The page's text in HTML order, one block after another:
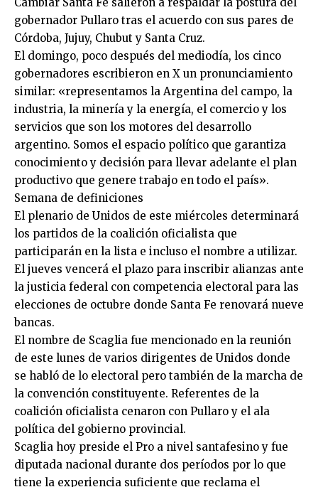
gobernador Pullaro tras el acuerdo con sus pares de
Córdoba, Jujuy, Chubut y Santa Cruz.
El domingo, poco después del mediodía, los cinco
gobernadores escribieron en X un pronunciamiento
similar: «representamos la Argentina del campo, la
industria, la minería y la energía, el comercio y los
servicios que son los motores del desarrollo
argentino. Somos el espacio político que garantiza
conocimiento y decisión para llevar adelante el plan
productivo que genere trabajo en todo el país».
Semana de definiciones
El plenario de Unidos de este miércoles determinará
los partidos de la coalición oficialista que
participarán en la lista e incluso el nombre a utilizar.
El jueves vencerá el plazo para inscribir alianzas ante
la justicia federal con competencia electoral para las
elecciones de octubre donde Santa Fe renovará nueve
bancas.
El nombre de Scaglia fue mencionado en la reunión
de este lunes de varios dirigentes de Unidos donde
se habló de lo electoral pero también de la marcha de
la convención constituyente. Referentes de la
coalición oficialista cenaron con Pullaro y el ala
política del gobierno provincial.
Scaglia hoy preside el Pro a nivel santafesino y fue
diputada nacional durante dos períodos por lo que
tiene la experiencia suficiente que reclama el